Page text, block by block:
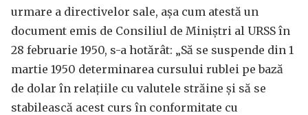
urmare a directivelor sale, așa cum atestă un
document emis de Consiliul de Miniștri al URSS în
28 februarie 1950, s-a hotărât: „Să se suspende din 1
martie 1950 determinarea cursului rublei pe bază
de dolar în relațiile cu valutele străine și să se
stabilească acest curs în conformitate cu